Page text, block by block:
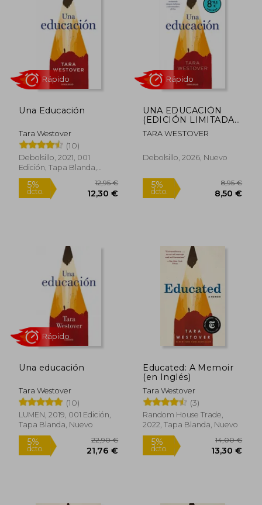
Una Educación
Tara Westover
(10)
Debolsillo, 2021, 001
Edición, Tapa Blanda,
Nuevo
Rápido
UNA EDUCACIÓN
(EDICIÓN LIMITADA ·
VERANO)
TARA WESTOVER
Debolsillo, 2026, Nuevo
5%
dcto.
Una educación
Tara Westover
(10)
LUMEN, 2019, 001 Edición,
Tapa Blanda, Nuevo
Rápido
Educated: A Memoir
(en Inglés)
Tara Westover
(3)
Random House Trade,
2022, Tapa Blanda, Nuevo